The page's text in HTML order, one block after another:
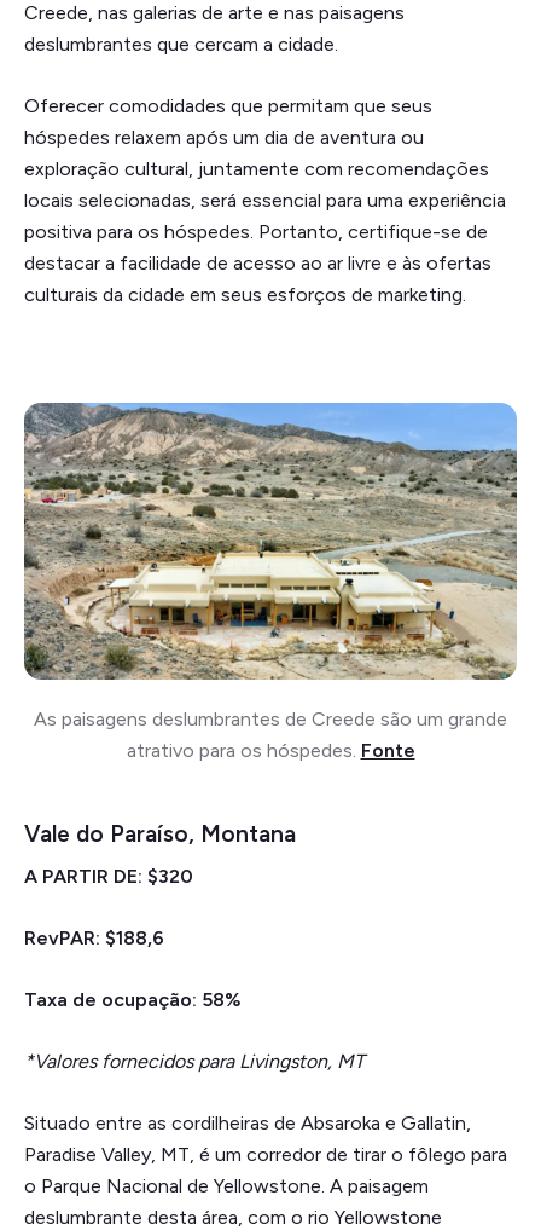
Creede, nas galerias de arte e nas paisagens
deslumbrantes que cercam a cidade.
Oferecer comodidades que permitam que seus
hóspedes relaxem após um dia de aventura ou
exploração cultural, juntamente com recomendações
locais selecionadas, será essencial para uma experiência
positiva para os hóspedes. Portanto, certifique-se de
destacar a facilidade de acesso ao ar livre e às ofertas
culturais da cidade em seus esforços de marketing.
As paisagens deslumbrantes de Creede são um grande
atrativo para os hóspedes. Fonte
Vale do Paraíso, Montana
A PARTIR DE: $320
RevPAR: $188,6
Taxa de ocupação: 58%
*Valores fornecidos para Livingston, MT
Situado entre as cordilheiras de Absaroka e Gallatin,
Paradise Valley, MT, é um corredor de tirar o fôlego para
o Parque Nacional de Yellowstone. A paisagem
deslumbrante desta área, com o rio Yellowstone